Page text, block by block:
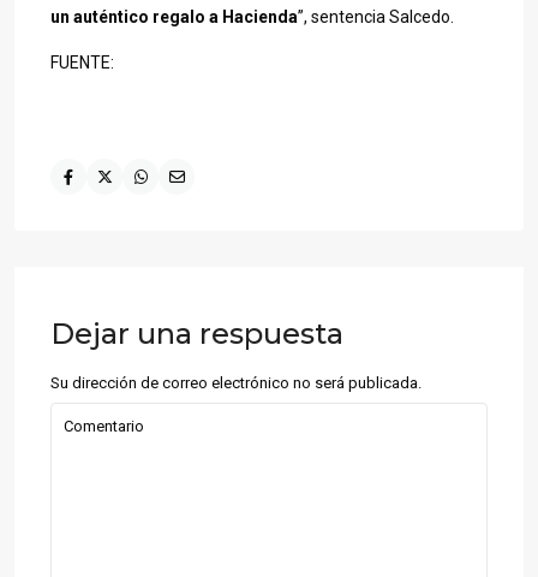
un auténtico regalo a Hacienda”, sentencia Salcedo.
FUENTE:
Dejar una respuesta
Su dirección de correo electrónico no será publicada.